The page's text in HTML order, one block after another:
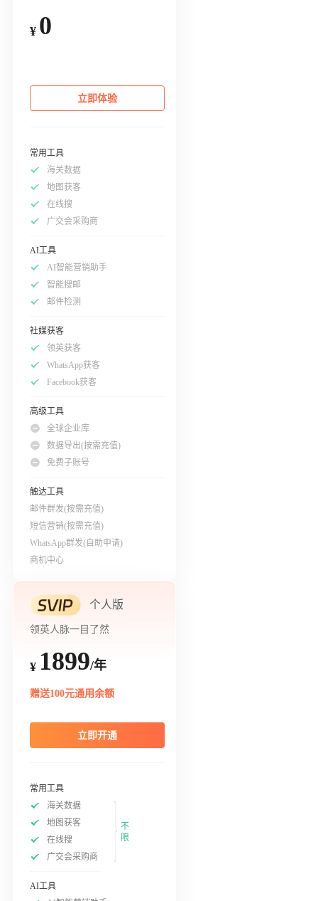
¥ 0
立即体验
常用工具
海关数据
地图获客
在线搜
广交会采购商
AI工具
AI智能营销助手
智能搜邮
邮件检测
社媒获客
领英获客
WhatsApp获客
Facebook获客
高级工具
全球企业库
数据导出(按需充值)
免费子账号
触达工具
邮件群发(按需充值)
短信营销(按需充值)
WhatsApp群发(自助申请)
商机中心
个人版
领英人脉一目了然
¥ 1899/年
赠送100元通用余额
立即开通
常用工具
海关数据
地图获客
在线搜
广交会采购商
不
限
AI工具